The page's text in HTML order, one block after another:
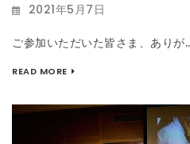
2021年5月7日
ご参加いただいた皆さま、ありが
READ MORE